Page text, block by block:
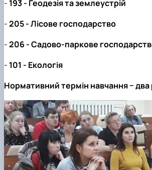
- 193 - Геодезія та землеустрій
-205 - Лісове господарство
-206 - Садово-паркове
- 101 - Екологія
Нормативний термін навчання − два